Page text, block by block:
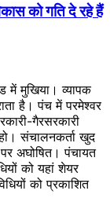
को गति दे रहे हैं
में मुखिया। व्यापक
है। पंच में परमेश्वर
गैरसरकारी
हो। संचालनकर्ता खुद
अघोषित। पंचायत
को यहां शेयर
को प्रकाशित